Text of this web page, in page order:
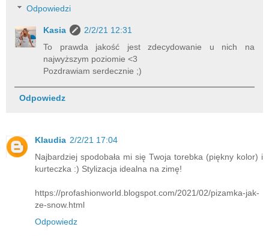
Odpowiedzi
Kasia
2/2/21 12:31
To prawda jakość jest zdecydowanie u nich na
najwyższym poziomie <3
Pozdrawiam serdecznie ;)
Odpowiedz
Klaudia 2/2/21 17:04
Najbardziej spodobała mi się Twoja torebka (piękny kolor) i
kurteczka :) Stylizacja idealna na zimę!
https://profashionworld.blogspot.com/2021/02/pizamka-jak-
ze-snow.html
Odpowiedz